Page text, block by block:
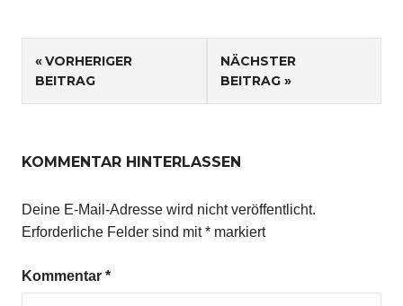
Beitragsnavigation
VORHERIGER
BEITRAG
NÄCHSTER
BEITRAG
KOMMENTAR HINTERLASSEN
Deine E-Mail-Adresse wird nicht veröffentlicht.
Erforderliche Felder sind mit* markiert
Kommentar *